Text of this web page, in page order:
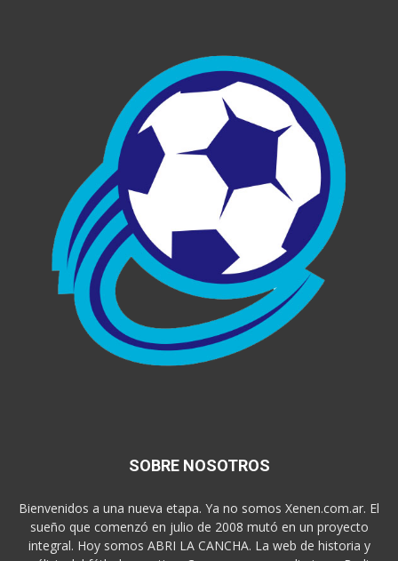
SOBRE NOSOTROS
Bienvenidos a una nueva etapa. Ya no somos Xenen.com.ar. El
sueño que comenzó en julio de 2008 mutó en un proyecto
integral. Hoy somos ABRI LA CANCHA. La web de historia y